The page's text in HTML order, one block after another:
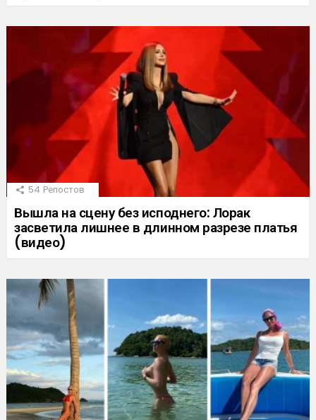
54 Репостов
Вышла на сцену без исподнего: Лорак
засветила лишнее в длинном разрезе платья
(видео)